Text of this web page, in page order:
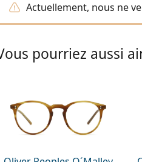
Actuellement, nous ne
pourriez aussi